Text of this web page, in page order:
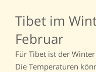
Tibet im
Februar
Für Tibet ist der
Die Temperaturen